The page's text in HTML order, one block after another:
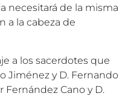
necesitará de la misma
a la cabeza de
a los sacerdotes que
Jiménez y D. Fernando
Fernández Cano y D.